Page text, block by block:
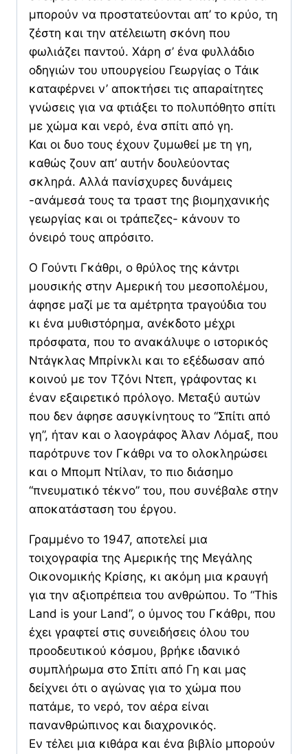
μπορούν να προστατεύονται απ’ το κρύο, τη
ζέστη και την ατέλειωτη σκόνη που
φωλιάζει παντού. Χάρη σ’ ένα φυλλάδιο
οδηγιών του υπουργείου Γεωργίας ο Τάικ
καταφέρνει ν’ αποκτήσει τις απαραίτητες
γνώσεις για να φτιάξει το πολυπόθητο σπίτι
με χώμα και νερό, ένα σπίτι από γη.
Και οι δυο τους έχουν ζυμωθεί με τη γη,
καθώς ζουν απ’ αυτήν δουλεύοντας
σκληρά. Αλλά πανίσχυρες δυνάμεις
-ανάμεσά τους τα τραστ της βιομηχανικής
γεωργίας και οι τράπεζες- κάνουν το
όνειρό τους απρόσιτο.
Ο Γούντι Γκάθρι, ο θρύλος της κάντρι
μουσικής στην Αμερική του μεσοπολέμου,
άφησε μαζί με τα αμέτρητα τραγούδια του
κι ένα μυθιστόρημα, ανέκδοτο μέχρι
πρόσφατα, που το ανακάλυψε ο ιστορικός
Ντάγκλας Μπρίνκλι και το εξέδωσαν από
κοινού με τον Τζόνι Ντεπ, γράφοντας κι
έναν εξαιρετικό πρόλογο. Μεταξύ αυτών
που δεν άφησε ασυγκίνητους το “Σπίτι από
γη”, ήταν και ο λαογράφος Άλαν Λόμαξ, που
παρότρυνε τον Γκάθρι να το ολοκληρώσει
και ο Μπομπ Ντίλαν, το πιο διάσημο
“πνευματικό τέκνο” του, που συνέβαλε στην
αποκατάσταση του έργου.
Γραμμένο το 1947, αποτελεί μια
τοιχογραφία της Αμερικής της Μεγάλης
Οικονομικής Κρίσης, κι ακόμη μια κραυγή
για την αξιοπρέπεια του ανθρώπου. Το “This
Land is your Land”, ο ύμνος του Γκάθρι, που
έχει γραφτεί στις συνειδήσεις όλου του
προοδευτικού κόσμου, βρήκε ιδανικό
συμπλήρωμα στο Σπίτι από Γη και μας
δείχνει ότι ο αγώνας για το χώμα που
πατάμε, το νερό, τον αέρα είναι
πανανθρώπινος και διαχρονικός.
Εν τέλει μια κιθάρα και ένα βιβλίο μπορούν